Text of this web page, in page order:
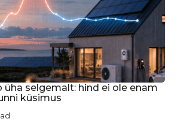
selgemalt: hind ei ole enam
küsimus